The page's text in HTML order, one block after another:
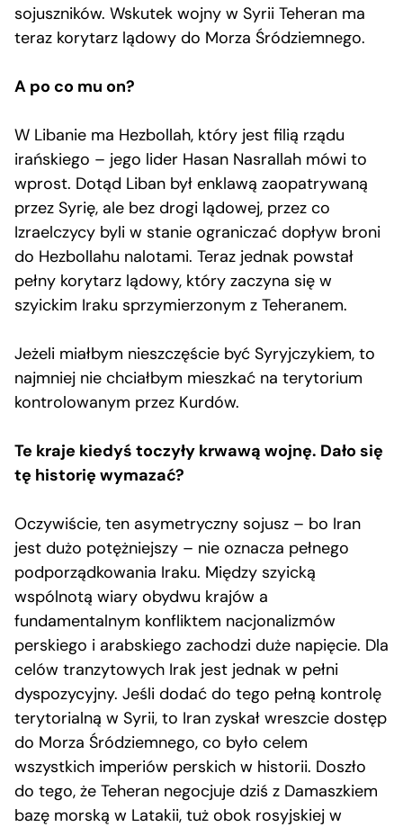
sojuszników. Wskutek wojny w Syrii Teheran ma
teraz korytarz lądowy do Morza Śródziemnego.
A po co mu on?
W Libanie ma Hezbollah, który jest filią rządu
irańskiego – jego lider Hasan Nasrallah mówi to
wprost. Dotąd Liban był enklawą zaopatrywaną
przez Syrię, ale bez drogi lądowej, przez co
Izraelczycy byli w stanie ograniczać dopływ broni
do Hezbollahu nalotami. Teraz jednak powstał
pełny korytarz lądowy, który zaczyna się w
szyickim Iraku sprzymierzonym z Teheranem.
Jeżeli miałbym nieszczęście być Syryjczykiem, to
najmniej nie chciałbym mieszkać na terytorium
kontrolowanym przez Kurdów.
Te kraje kiedyś toczyły krwawą wojnę. Dało się
tę historię wymazać?
Oczywiście, ten asymetryczny sojusz – bo Iran
jest dużo potężniejszy – nie oznacza pełnego
podporządkowania Iraku. Między szyicką
wspólnotą wiary obydwu krajów a
fundamentalnym konfliktem nacjonalizmów
perskiego i arabskiego zachodzi duże napięcie. Dla
celów tranzytowych Irak jest jednak w pełni
dyspozycyjny. Jeśli dodać do tego pełną kontrolę
terytorialną w Syrii, to Iran zyskał wreszcie dostęp
do Morza Śródziemnego, co było celem
wszystkich imperiów perskich w historii. Doszło
do tego, że Teheran negocjuje dziś z Damaszkiem
bazę morską w Latakii, tuż obok rosyjskiej w